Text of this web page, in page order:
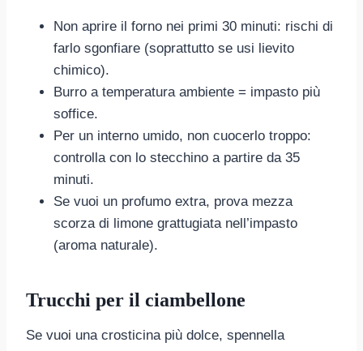
Non aprire il forno nei primi 30 minuti: rischi di
farlo sgonfiare (soprattutto se usi lievito
chimico).
Burro a temperatura ambiente = impasto più
soffice.
Per un interno umido, non cuocerlo troppo:
controlla con lo stecchino a partire da 35
minuti.
Se vuoi un profumo extra, prova mezza
scorza di limone grattugiata nell’impasto
(aroma naturale).
Trucchi per il ciambellone
Se vuoi una crosticina più dolce, spennella